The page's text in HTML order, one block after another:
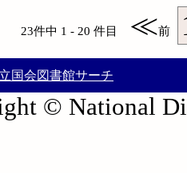
23件中 1 - 20 件目 ≪前
国会図書館サーチ
© National